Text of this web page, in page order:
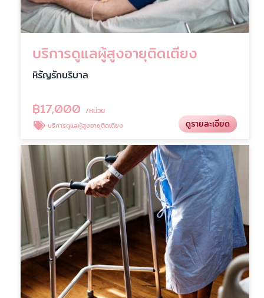
บริการดูแลผู้สูงอายุติดเตียง
หิรัญรักบริบาล
฿17,000 /หน่วย
บริการดูแลผู้สูงอายุติดเตียง ดูรายละเอียด